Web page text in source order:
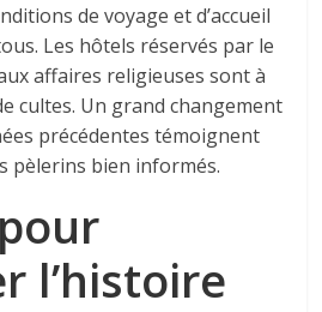
de voyage et d’accueil
Les hôtels réservés par le
affaires religieuses sont à
cultes. Un grand changement
précédentes témoignent
pèlerins bien informés.
l’histoire